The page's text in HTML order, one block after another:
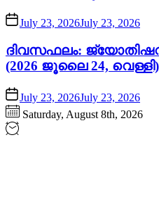
July 23, 2026July 23, 2026
ദിവസഫലം:
(2026 ജൂലൈ 24,
July 23, 2026July 23, 2026
Saturday, August 8th, 2026